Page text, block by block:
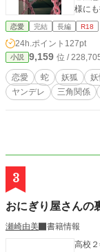
様にも
恋愛 完結 長編 R18
24h.ポイント 127pt
小説 9,159 位 /
恋愛 蛇 妖狐 妖
ヤンデレ
三角関係
3
おにぎり屋さんの
瀬崎由美
書籍情報
高校